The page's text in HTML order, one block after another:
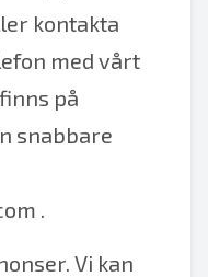
kontakta
med vårt
på
snabbare
.
Vi kan